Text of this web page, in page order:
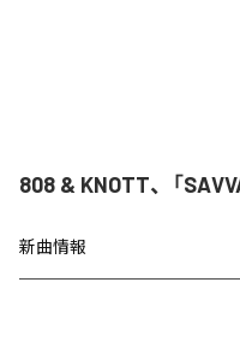
808 & KNOTT、「
新曲情報